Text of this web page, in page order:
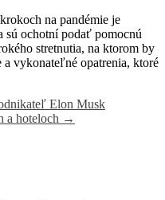
na pandémie je
sú ochotní podať pomocnú
stretnutia, na ktorom by
vykonateľné opatrenia, ktoré
Elon Musk
a hoteloch →